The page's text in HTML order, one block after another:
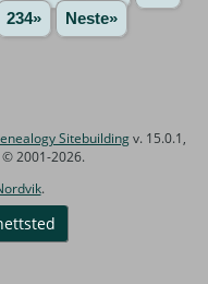
234» Neste»
Sitebuildingv. 15.0.1,
2001-2026.
.